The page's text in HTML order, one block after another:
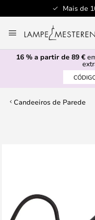
Mais de
para
o
Conteúdo
16 % a partir de 89 €
Candeeiros de Parede
imagens